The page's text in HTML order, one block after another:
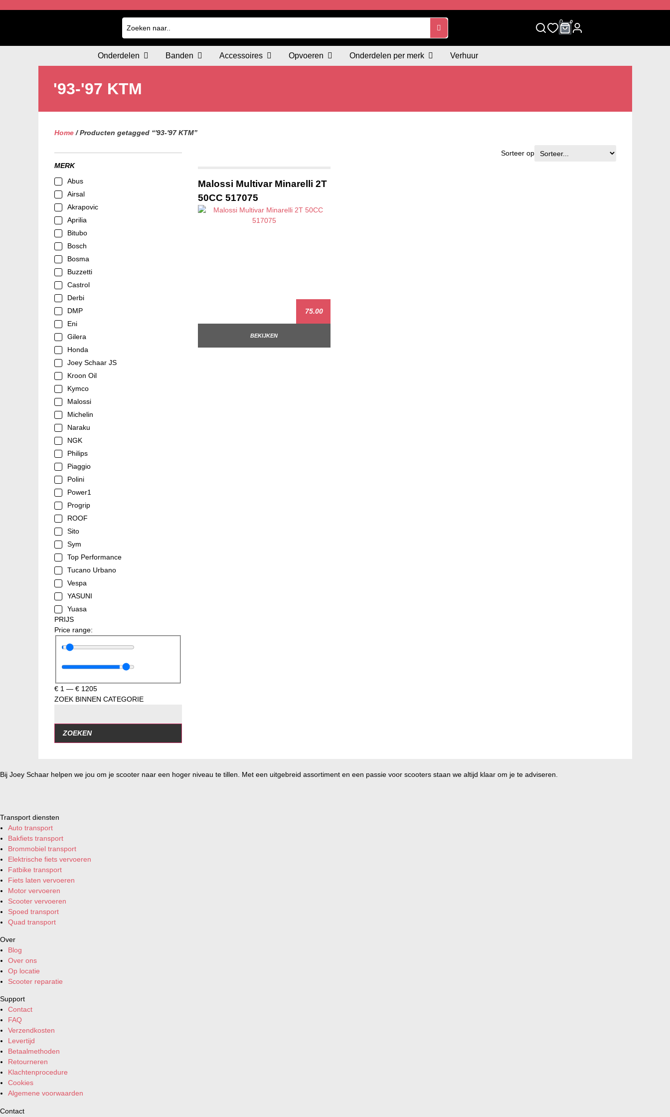
0 0
Onderdelen Banden Accessoires Opvoeren Onderdelen per merk Verhuur
'93-'97 KTM
Home/ Producten getagged “'93-'97 KTM”
MERK
Abus
Airsal
Akrapovic
Aprilia
Bitubo
Bosch
Bosma
Buzzetti
Castrol
Derbi
DMP
Eni
Gilera
Honda
Joey Schaar JS
Kroon Oil
Kymco
Malossi
Michelin
Naraku
NGK
Philips
Piaggio
Polini
Power1
Progrip
ROOF
Sito
Sym
Top Performance
Tucano Urbano
Vespa
YASUNI
Yuasa
PRIJS
Price range:
€ 1 — € 1205
ZOEK BINNEN CATEGORIE
ZOEKEN
Sorteer op
Malossi Multivar Minarelli 2T
50CC 517075
75.00
BEKIJKEN
Bij Joey Schaar helpen we jou om je scooter naar een hoger niveau te tillen. Met een uitgebreid assortiment en een passie voor scooters staan we altijd klaar om je te adviseren.
Transport diensten
Auto transport
Bakfiets transport
Brommobiel transport
Elektrische fiets vervoeren
Fatbike transport
Fiets laten vervoeren
Motor vervoeren
Scooter vervoeren
Spoed transport
Quad transport
Over
Blog
Over ons
Op locatie
Scooter reparatie
Support
Contact
FAQ
Verzendkosten
Levertijd
Betaalmethoden
Retourneren
Klachtenprocedure
Cookies
Algemene voorwaarden
Contact